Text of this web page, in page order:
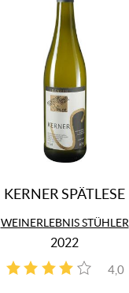
KERNER SPÄTLESE
WEINERLEBNIS STÜHLER
2022
4,0
2